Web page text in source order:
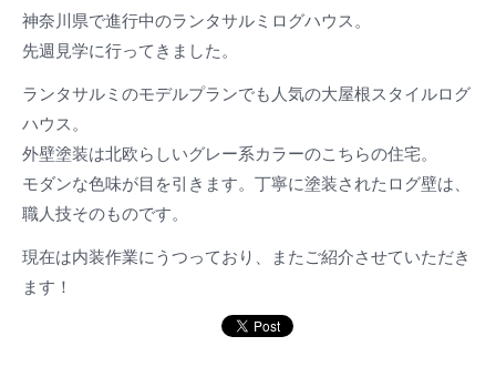
神奈川県で進行中のランタサルミログハウス。
先週見学に行ってきました。
ランタサルミのモデルプランでも人気の大屋根スタイルログ
ハウス。
外壁塗装は北欧らしいグレー系カラーのこちらの住宅。
モダンな色味が目を引きます。丁寧に塗装されたログ壁は、
職人技そのものです。
現在は内装作業にうつっており、またご紹介させていただき
ます！